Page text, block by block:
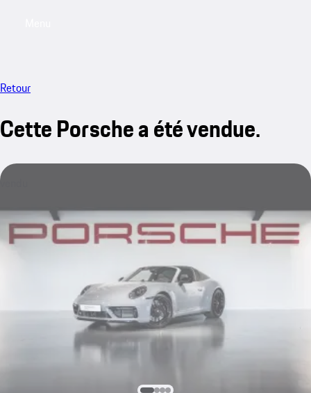
Retour
Cette Porsche a été vendue.
vendu